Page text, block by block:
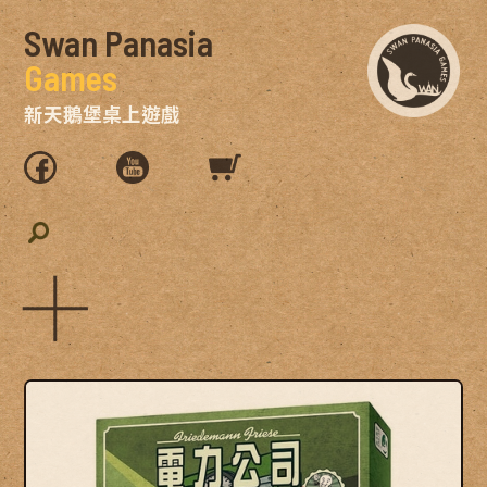
Swan Panasia
Games
新天鵝堡桌上遊戲